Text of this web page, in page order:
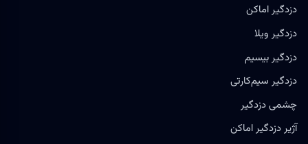
دزدگیر اماکن
دزدگیر ویلا
دزدگیر بیسیم
دزدگیر سیم‌کارتی
چشمی دزدگیر
آژیر دزدگیر اماکن